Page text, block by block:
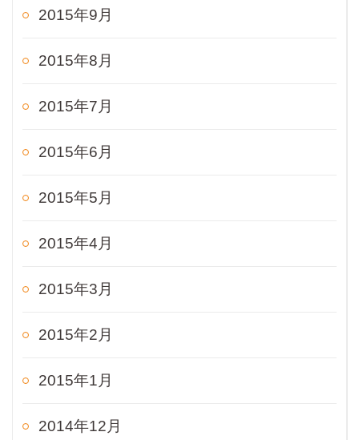
2015年9月
2015年8月
2015年7月
2015年6月
2015年5月
2015年4月
2015年3月
2015年2月
2015年1月
2014年12月